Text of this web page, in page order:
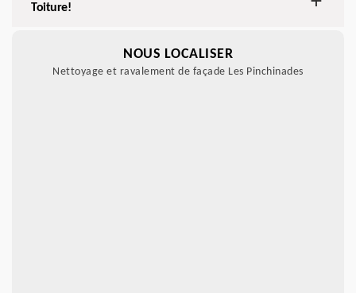
Toiture!
NOUS LOCALISER
Nettoyage et ravalement de façade Les Pinchinades